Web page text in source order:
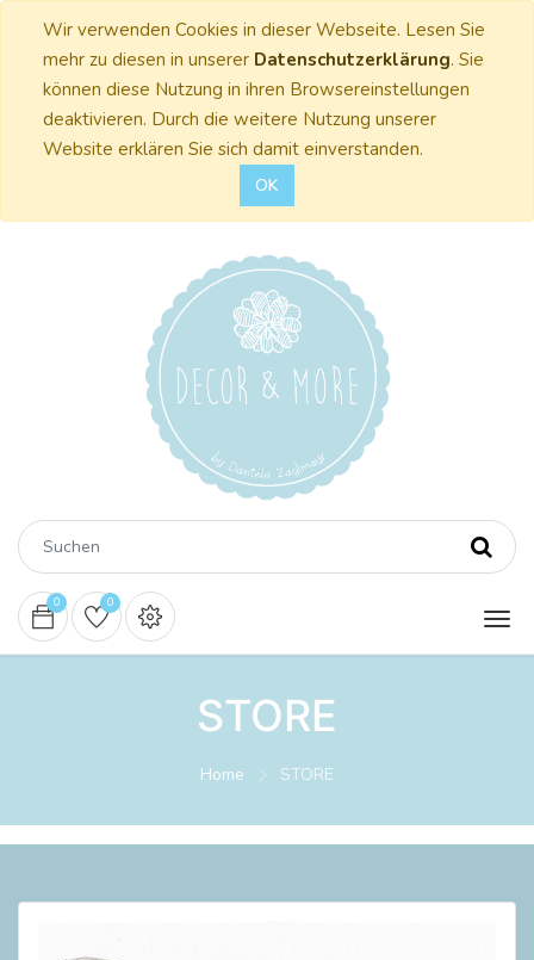
Wir verwenden Cookies in dieser Webseite. Lesen Sie
mehr zu diesen in unserer Datenschutzerklärung. Sie
können diese Nutzung in ihren Browsereinstellungen
deaktivieren. Durch die weitere Nutzung unserer
Website erklären Sie sich damit einverstanden.
OK
0 0
STORE
Home STORE